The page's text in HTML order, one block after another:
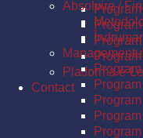
Platforma e-
Contact
Absolvire /